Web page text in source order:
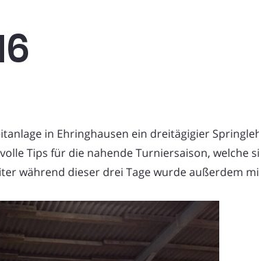
in Ehringhausen ein dreitägigier
Tips für die nahende Turniersaison, welche
während dieser drei Tage wurde außerdem